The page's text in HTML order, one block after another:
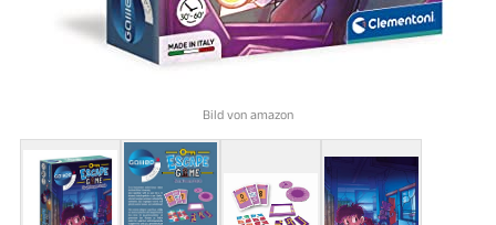
Bild von amazon